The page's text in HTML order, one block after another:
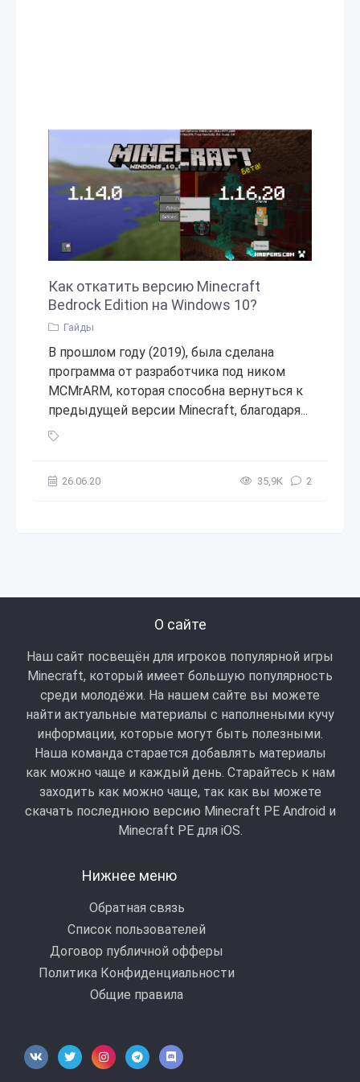
Как откатить версию Minecraft
Bedrock Edition на Windows 10?
Гайды
В прошлом году (2019), была сделана
программа от разработчика под ником
MCMrARM, которая способна вернуться к
предыдущей версии Minecraft, благодаря...
26.06.20 35,9К 2
О сайте
Наш сайт посвещён для игроков популярной игры
Minecraft, который имеет большую популярность
среди молодёжи. На нашем сайте вы можете
найти актуальные материалы с наполнеными кучу
информации, которые могут быть полезными.
Наша команда старается добавлять материалы
как можно чаще и каждый день. Старайтесь к нам
заходить как можно чаще, так как вы можете
скачать последнюю версию Minecraft PE Android и
Minecraft РЕ для iOS.
Нижнее меню
Обратная связь
Список пользователей
Договор публичной офферы
Политика Конфиденциальности
Общие правила